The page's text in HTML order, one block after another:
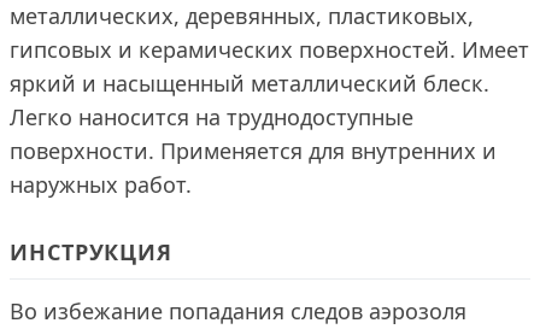
металлических, деревянных, пластиковых,
гипсовых и керамических поверхностей. Имеет
яркий и насыщенный металлический блеск.
Легко наносится на труднодоступные
поверхности. Применяется для внутренних и
наружных работ.
ИНСТРУКЦИЯ
Во избежание попадания следов аэрозоля